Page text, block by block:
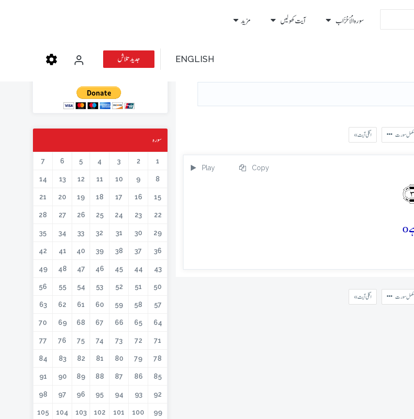
سورہ الْأَحْزَاب آیت کھولیں مزید
ENGLISH جدید تلاش
مکمل سورت « اگلی آیت
Play Copy
o
مکمل سورت « اگلی آیت
عطیہ دیجئے
کتابیں، میگزین، خطابات اور دیگر اسلامک لٹریچر آن لائن کرنے کیلئے اس کار
سورہ
1
2
3
4
5
6
7
8
9
10
11
12
13
14
15
16
17
18
19
20
21
22
23
24
25
26
27
28
29
30
31
32
33
34
35
36
37
38
39
40
41
42
43
44
45
46
47
48
49
50
51
52
53
54
55
56
57
58
59
60
61
62
63
64
65
66
67
68
69
70
71
72
73
74
75
76
77
78
79
80
81
82
83
84
85
86
87
88
89
90
91
92
93
94
95
96
97
98
99
100
101
102
103
104
105